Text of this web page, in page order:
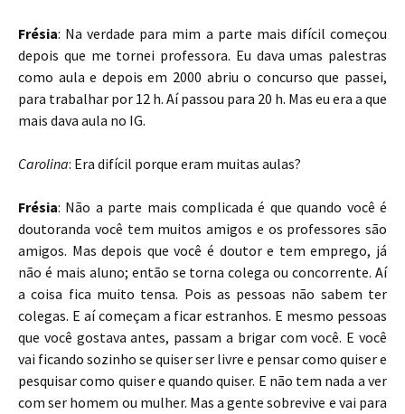
Frésia: Na verdade para mim a parte mais difícil começou
depois que me tornei professora. Eu dava umas palestras
como aula e depois em 2000 abriu o concurso que passei,
para trabalhar por 12 h. Aí passou para 20 h. Mas eu era a que
mais dava aula no IG.
Carolina: Era difícil porque eram muitas aulas?
Frésia: Não a parte mais complicada é que quando você é
doutoranda você tem muitos amigos e os professores são
amigos. Mas depois que você é doutor e tem emprego, já
não é mais aluno; então se torna colega ou concorrente. Aí
a coisa fica muito tensa. Pois as pessoas não sabem ter
colegas. E aí começam a ficar estranhos. E mesmo pessoas
que você gostava antes, passam a brigar com você. E você
vai ficando sozinho se quiser ser livre e pensar como quiser e
pesquisar como quiser e quando quiser. E não tem nada a ver
com ser homem ou mulher. Mas a gente sobrevive e vai para